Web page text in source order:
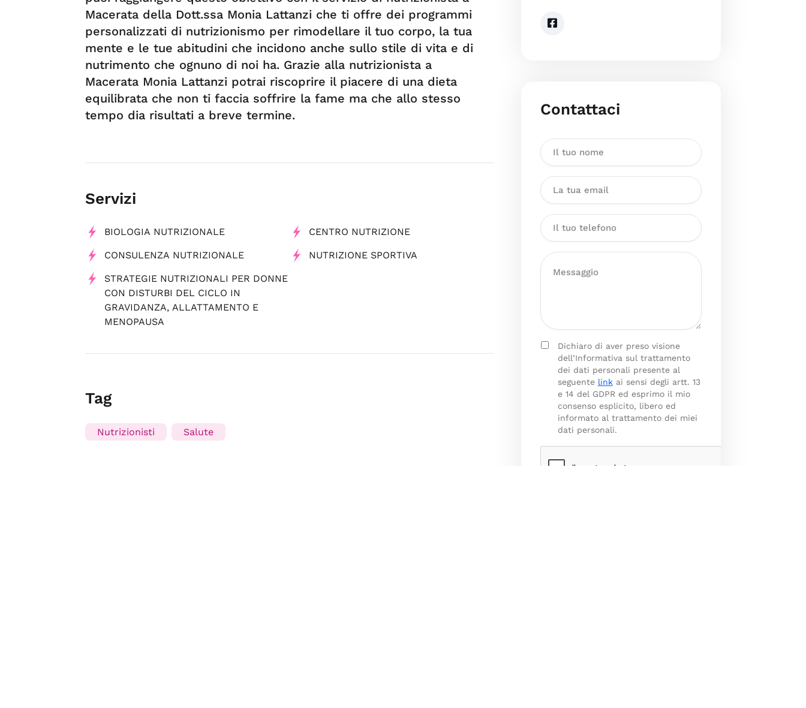
Macerata della Dott.ssa Monia Lattanzi che ti offre dei programmi
personalizzati di nutrizionismo per rimodellare il tuo corpo, la tua
mente e le tue abitudini che incidono anche sullo stile di vita e di
nutrimento che ognuno di noi ha. Grazie alla nutrizionista a
Macerata Monia Lattanzi potrai riscoprire il piacere di una dieta
equilibrata che non ti faccia soffrire la fame ma che allo stesso
tempo dia risultati a breve termine.
Servizi
BIOLOGIA NUTRIZIONALE CENTRO NUTRIZIONE
CONSULENZA NUTRIZIONALE NUTRIZIONE SPORTIVA
STRATEGIE NUTRIZIONALI PER DONNE
CON DISTURBI DEL CICLO IN
GRAVIDANZA, ALLATTAMENTO E
MENOPAUSA
Tag
Nutrizionisti Salute
Contattaci
Dichiaro di aver preso visione
dell’Informativa sul trattamento
dei dati personali presente al
seguente linkai sensi degli artt. 13
e 14 del GDPR ed esprimo il mio
consenso esplicito, libero ed
informato al trattamento dei miei
dati personali.